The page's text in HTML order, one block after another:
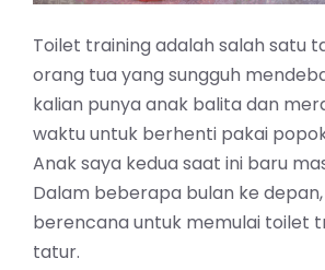
Toilet training adalah salah satu
orang tua yang sungguh
kalian punya anak balita dan
waktu untuk berhenti pakai
Anak saya kedua saat ini baru
Dalam beberapa bulan ke
berencana untuk memulai toilet
tatur.